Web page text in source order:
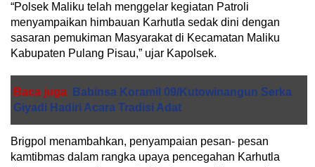
“Polsek Maliku telah menggelar kegiatan Patroli
menyampaikan himbauan Karhutla sedak dini dengan
sasaran pemukiman Masyarakat di Kecamatan Maliku
Kabupaten Pulang Pisau,” ujar Kapolsek.
Baca juga
Babinsa Koramil 09/Kutowinangun Serka
Giyadi Hadiri Acara Tradisi Adat
Brigpol menambahkan, penyampaian pesan- pesan
kamtibmas dalam rangka upaya pencegahan Karhutla